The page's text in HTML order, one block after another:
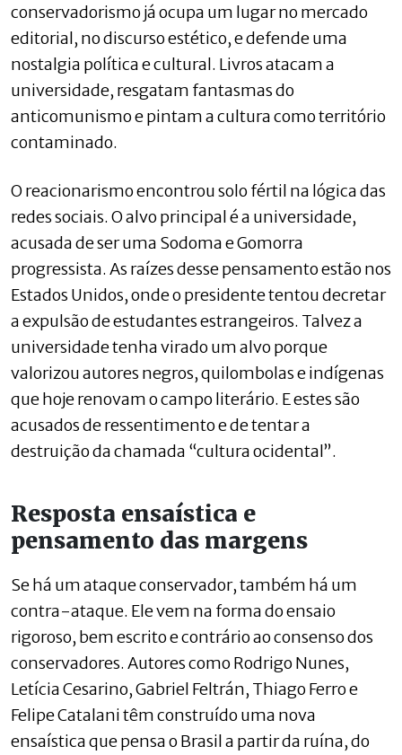
conservadorismo já ocupa um lugar no mercado
editorial, no discurso estético, e defende uma
nostalgia política e cultural. Livros atacam a
universidade, resgatam fantasmas do
anticomunismo e pintam a cultura como território
contaminado.
O reacionarismo encontrou solo fértil na lógica das
redes sociais. O alvo principal é a universidade,
acusada de ser uma Sodoma e Gomorra
progressista. As raízes desse pensamento estão nos
Estados Unidos, onde o presidente tentou decretar
a expulsão de estudantes estrangeiros. Talvez a
universidade tenha virado um alvo porque
valorizou autores negros, quilombolas e indígenas
que hoje renovam o campo literário. E estes são
acusados de ressentimento e de tentar a
destruição da chamada “cultura ocidental”.
Resposta ensaística e
pensamento das margens
Se há um ataque conservador, também há um
contra-ataque. Ele vem na forma do ensaio
rigoroso, bem escrito e contrário ao consenso dos
conservadores. Autores como Rodrigo Nunes,
Letícia Cesarino, Gabriel Feltrán, Thiago Ferro e
Felipe Catalani têm construído uma nova
ensaística que pensa o Brasil a partir da ruína, do